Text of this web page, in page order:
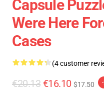
Capsule
Were Here
Cases
(4 customer
€20.13 €16.10 $17.50